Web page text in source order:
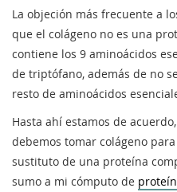
La objeción más frecuente a
que el colágeno no es una
contiene los 9 aminoácidos
de triptófano, además de no
resto de aminoácidos
Hasta ahí estamos de
debemos tomar colágeno
sustituto de una proteína
sumo a mi cómputo de